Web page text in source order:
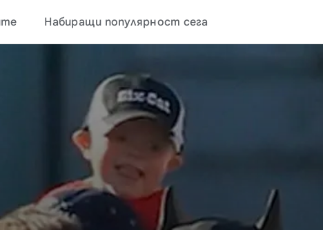
Набиращи популярност сега